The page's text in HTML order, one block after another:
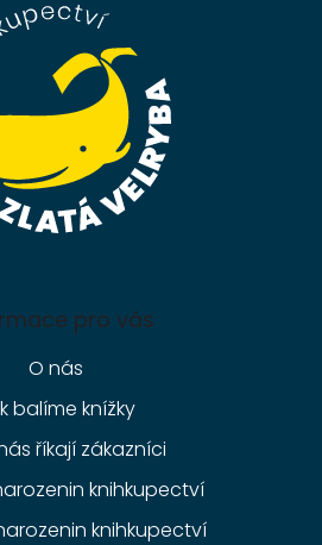
pro vás
O nás
balíme knížky
říkají zákazníci
knihkupectví
knihkupectví